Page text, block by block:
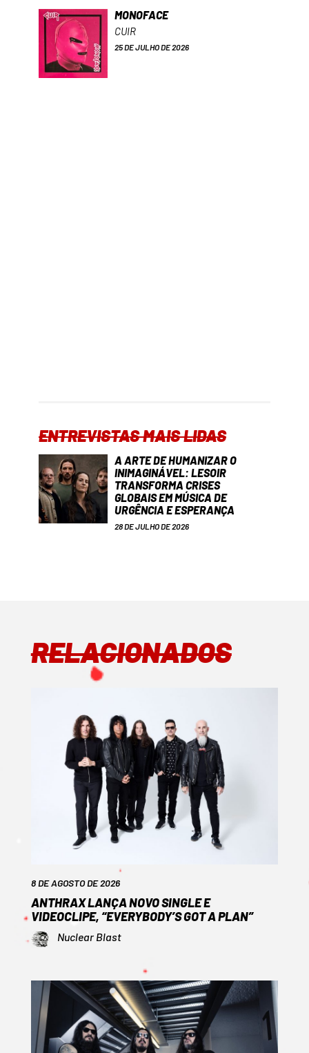
MONOFACE
CUIR
25 DE JULHO DE 2026
ENTREVISTAS MAIS LIDAS
A ARTE DE HUMANIZAR O
INIMAGINÁVEL: LESOIR
TRANSFORMA CRISES
GLOBAIS EM MÚSICA DE
URGÊNCIA E ESPERANÇA
28 DE JULHO DE 2026
RELACIONADOS
8 DE AGOSTO DE 2026
ANTHRAX LANÇA NOVO SINGLE E
VIDEOCLIPE, “EVERYBODY’S GOT A PLAN”
Nuclear Blast